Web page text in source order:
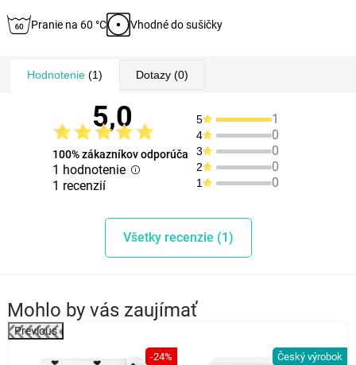
Pranie na 60 °C Vhodné do sušičky
Hodnotenie(1) Dotazy(0)
5,0
100% zákazníkov odporúča
1 hodnotenie
1 recenzií
5 1
4 0
3 0
2 0
1 0
Všetky recenzie (1)
Mohlo by vás zaujímať
Previous
-24% Český výrobok